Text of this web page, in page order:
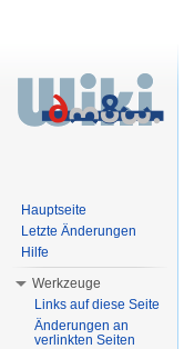
Hauptseite
Letzte Änderungen
Hilfe
Werkzeuge
Links auf diese Seite
Änderungen an
verlinkten Seiten